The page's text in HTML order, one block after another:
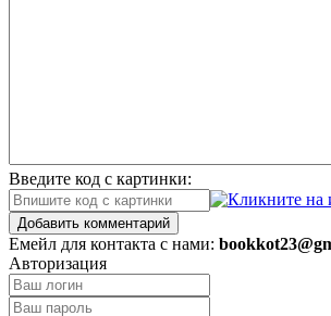
Введите код с картинки:
Добавить комментарий
Емейл для контакта с нами:
Авторизация